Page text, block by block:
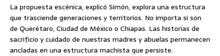
La propuesta escénica, explicó Simón, explora una estructura
que trasciende generaciones y territorios. No importa si son
de Querétaro, Ciudad de México o Chiapas. Las historias de
sacrificio y cuidado de nuestras madres y abuelas permanecen
ancladas en una estructura machista que persiste.